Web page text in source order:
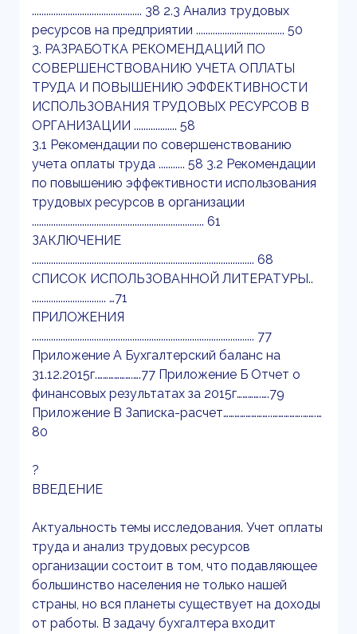
.............................................. 38 2.3 Анализ трудовых
ресурсов на предприятии ..................................... 50
3. РАЗРАБОТКА РЕКОМЕНДАЦИЙ ПО
СОВЕРШЕНСТВОВАНИЮ УЧЕТА ОПЛАТЫ
ТРУДА И ПОВЫШЕНИЮ ЭФФЕКТИВНОСТИ
ИСПОЛЬЗОВАНИЯ ТРУДОВЫХ РЕСУРСОВ В
ОРГАНИЗАЦИИ .................. 58
3.1 Рекомендации по совершенствованию
учета оплаты труда ........... 58 3.2 Рекомендации
по повышению эффективности использования
трудовых ресурсов в организации
........................................................................ 61
ЗАКЛЮЧЕНИЕ
............................................................................................. 68
СПИСОК ИСПОЛЬЗОВАННОЙ ЛИТЕРАТУРЫ..
............................... …71
ПРИЛОЖЕНИЯ
............................................................................................. 77
Приложение А Бухгалтерский баланс на
31.12.2015г.……………….….77 Приложение Б Отчет о
финансовых результатах за 2015г………….….79
Приложение В Записка-расчет……………………..…………….…….…
80
?
ВВЕДЕНИЕ
Актуальность темы исследования. Учет оплаты
труда и анализ трудовых ресурсов
организации состоит в том, что подавляющее
большинство населения не только нашей
страны, но вся планеты существует на доходы
от работы. В задачу бухгалтера входит